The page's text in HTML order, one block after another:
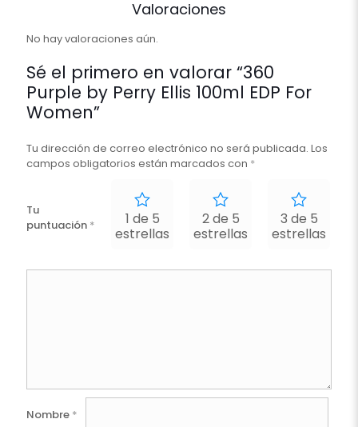
Valoraciones
No hay valoraciones aún.
Sé el primero en valorar “360
Purple by Perry Ellis 100ml EDP For
Women”
Tu dirección de correo electrónico no será publicada. Los
campos obligatorios están marcados con *
Tu
puntuación *
1 de 5
estrellas
2 de 5
estrellas
3 de 5
estrellas
Nombre *